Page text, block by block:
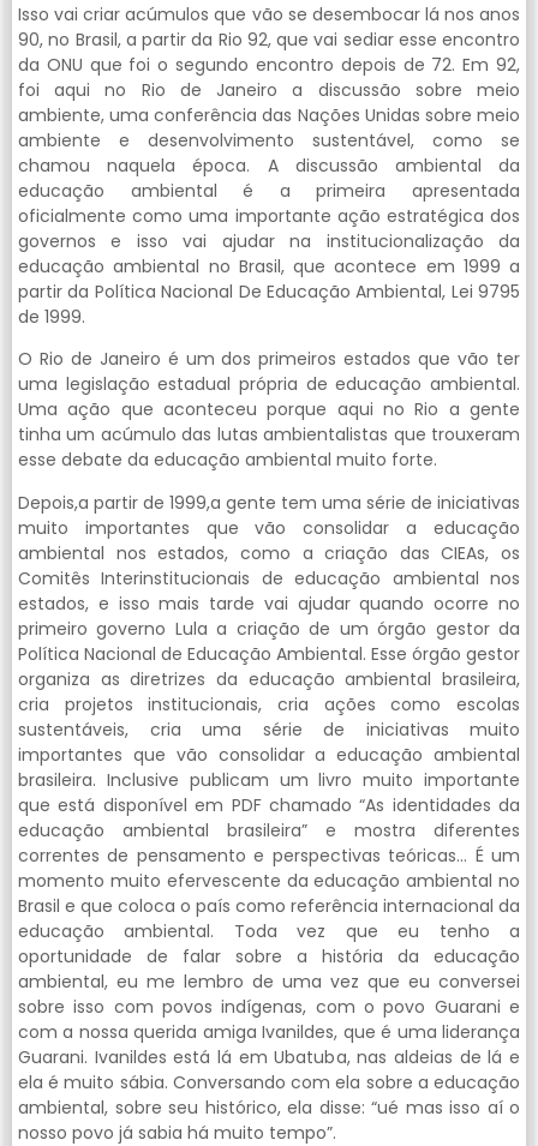
Isso vai criar acúmulos que vão se desembocar lá nos anos
90, no Brasil, a partir da Rio 92, que vai sediar esse encontro
da ONU que foi o segundo encontro depois de 72. Em 92,
foi aqui no Rio de Janeiro a discussão sobre meio
ambiente, uma conferência das Nações Unidas sobre meio
ambiente e desenvolvimento sustentável, como se
chamou naquela época. A discussão ambiental da
educação ambiental é a primeira apresentada
oficialmente como uma importante ação estratégica dos
governos e isso vai ajudar na institucionalização da
educação ambiental no Brasil, que acontece em 1999 a
partir da Política Nacional De Educação Ambiental, Lei 9795
de 1999.
O Rio de Janeiro é um dos primeiros estados que vão ter
uma legislação estadual própria de educação ambiental.
Uma ação que aconteceu porque aqui no Rio a gente
tinha um acúmulo das lutas ambientalistas que trouxeram
esse debate da educação ambiental muito forte.
Depois,a partir de 1999,a gente tem uma série de iniciativas
muito importantes que vão consolidar a educação
ambiental nos estados, como a criação das CIEAs, os
Comitês Interinstitucionais de educação ambiental nos
estados, e isso mais tarde vai ajudar quando ocorre no
primeiro governo Lula a criação de um órgão gestor da
Política Nacional de Educação Ambiental. Esse órgão gestor
organiza as diretrizes da educação ambiental brasileira,
cria projetos institucionais, cria ações como escolas
sustentáveis, cria uma série de iniciativas muito
importantes que vão consolidar a educação ambiental
brasileira. Inclusive publicam um livro muito importante
que está disponível em PDF chamado “As identidades da
educação ambiental brasileira” e mostra diferentes
correntes de pensamento e perspectivas teóricas… É um
momento muito efervescente da educação ambiental no
Brasil e que coloca o país como referência internacional da
educação ambiental. Toda vez que eu tenho a
oportunidade de falar sobre a história da educação
ambiental, eu me lembro de uma vez que eu conversei
sobre isso com povos indígenas, com o povo Guarani e
com a nossa querida amiga Ivanildes, que é uma liderança
Guarani. Ivanildes está lá em Ubatuba, nas aldeias de lá e
ela é muito sábia. Conversando com ela sobre a educação
ambiental, sobre seu histórico, ela disse: “ué mas isso aí o
nosso povo já sabia há muito tempo”.